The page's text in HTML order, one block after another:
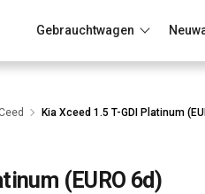
Gebrauchtwagen
Kia Xceed 1.5 T-GDI Platinum
(EURO 6d)